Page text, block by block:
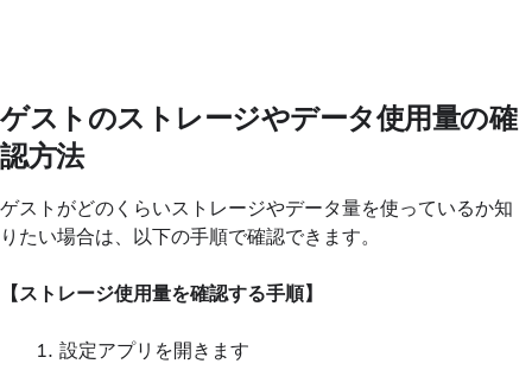
ゲストのストレージやデータ使用量の確
認方法
ゲストがどのくらいストレージやデータ量を使っているか知
りたい場合は、以下の手順で確認できます。
【ストレージ使用量を確認する手順】
設定アプリを開きます